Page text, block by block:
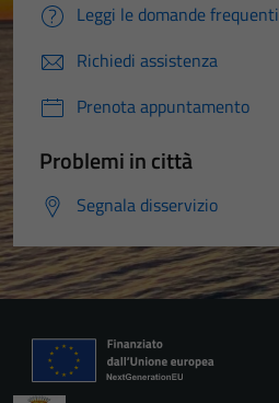
Leggi le domande frequenti
Richiedi assistenza
Prenota appuntamento
Problemi in città
Segnala disservizio